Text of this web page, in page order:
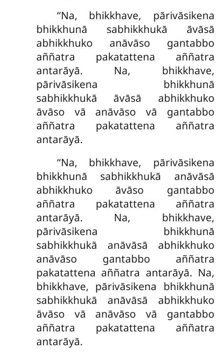
‘‘Na, bhikkhave, pārivāsikena
bhikkhunā sabhikkhukā āvāsā
abhikkhuko anāvāso gantabbo
aññatra pakatattena aññatra
antarāyā. Na, bhikkhave,
pārivāsikena bhikkhunā
sabhikkhukā āvāsā abhikkhuko
āvāso vā anāvāso vā gantabbo
aññatra pakatattena aññatra
antarāyā.
‘‘Na, bhikkhave, pārivāsikena
bhikkhunā sabhikkhukā anāvāsā
abhikkhuko āvāso gantabbo
aññatra pakatattena aññatra
antarāyā. Na, bhikkhave,
pārivāsikena bhikkhunā
sabhikkhukā anāvāsā abhikkhuko
anāvāso gantabbo aññatra
pakatattena aññatra antarāyā. Na,
bhikkhave, pārivāsikena bhikkhunā
sabhikkhukā anāvāsā abhikkhuko
āvāso vā anāvāso vā gantabbo
aññatra pakatattena aññatra
antarāyā.